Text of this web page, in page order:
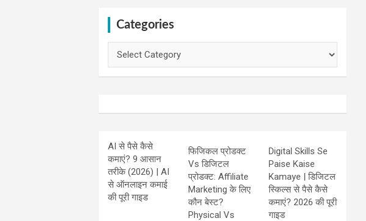
Categories
AI से पैसे कैसे
कमाएं? 9 आसान
तरीके (2026) | AI
से ऑनलाइन कमाई
की पूरी गाइड
फिजिकल प्रोडक्ट
Vs डिजिटल
प्रोडक्ट: Affiliate
Marketing के लिए
कौन बेस्ट?
Physical Vs
Digital Skills Se
Paise Kaise
Kamaye | डिजिटल
स्किल्स से पैसे कैसे
कमाएं? 2026 की पूरी
गाइड